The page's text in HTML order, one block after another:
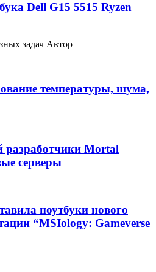
Dell G15 5515 Ryzen
задач Автор
температуры, шума,
разработчики Mortal
серверы
ноутбуки нового
“MSIology: Gameverse